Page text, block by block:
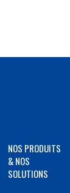
NOS PRODUITS
& NOS
SOLUTIONS